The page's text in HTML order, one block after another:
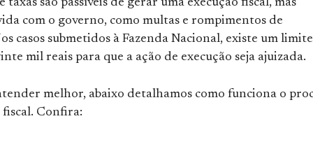
taxas são passíveis de gerar uma execução fiscal, mas
com o governo, como multas e rompimentos de
casos submetidos à Fazenda Nacional, existe um limite
mil reais para que a ação de execução seja ajuizada.
melhor, abaixo detalhamos como funciona o
fiscal. Confira: